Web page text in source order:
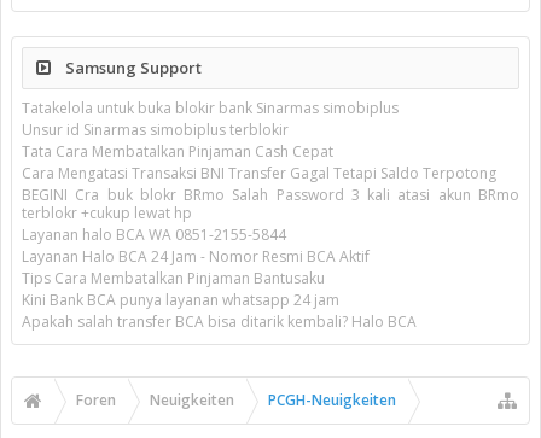
Samsung Support
Tatakelola untuk buka blokir bank Sinarmas simobiplus
Unsur id Sinarmas simobiplus terblokir
Tata Cara Membatalkan Pinjaman Cash Cepat
Cara Mengatasi Transaksi BNI Transfer Gagal Tetapi Saldo Terpotong
BEGINI Cra buk blokr BRmo Salah Password 3 kali atasi akun BRmo
terblokr +cukup lewat hp
Layanan halo BCA WA 0851-2155-5844
Layanan Halo BCA 24 Jam - Nomor Resmi BCA Aktif
Tips Cara Membatalkan Pinjaman Bantusaku
Kini Bank BCA punya layanan whatsapp 24 jam
Apakah salah transfer BCA bisa ditarik kembali? Halo BCA
Foren Neuigkeiten PCGH-Neuigkeiten